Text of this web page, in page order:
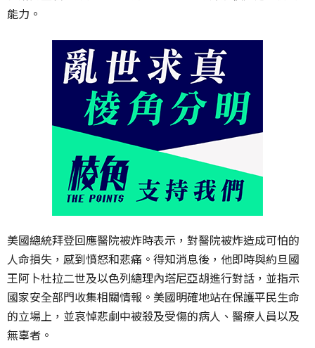
能力。
美國總統拜登回應醫院被炸時表示，對醫院被炸造成可怕的
人命損失，感到憤怒和悲痛。得知消息後，他即時與約旦國
王阿卜杜拉二世及以色列總理內塔尼亞胡進行對話，並指示
國家安全部門收集相關情報。美國明確地站在保護平民生命
的立場上，並哀悼悲劇中被殺及受傷的病人、醫療人員以及
無辜者。